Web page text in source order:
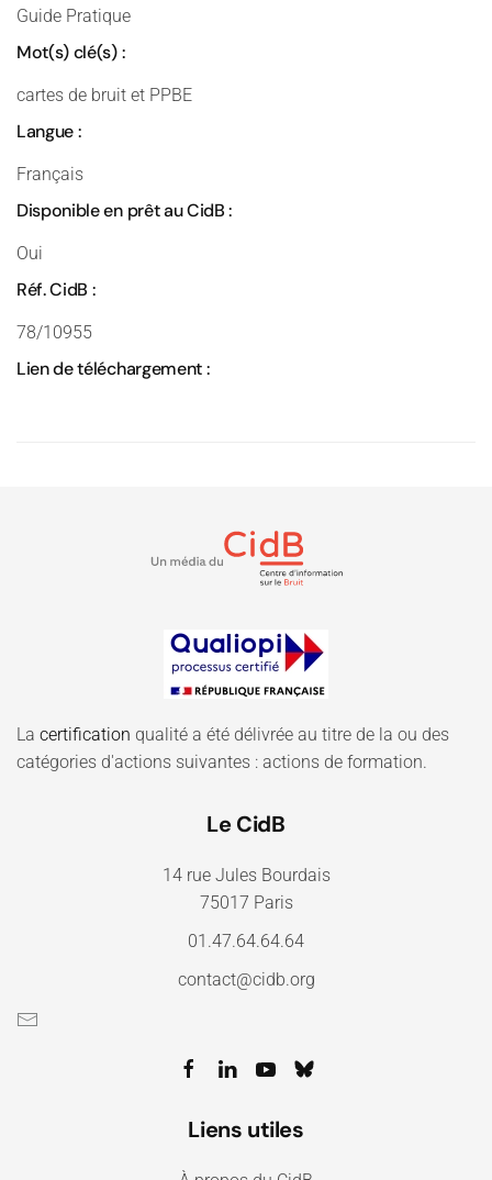
Guide Pratique
Mot(s) clé(s) :
cartes de bruit et PPBE
Langue :
Français
Disponible en prêt au CidB :
Oui
Réf. CidB :
78/10955
Lien de téléchargement :
La certification qualité a été délivrée au titre de la ou des
catégories d'actions suivantes : actions de formation.
Le CidB
14 rue Jules Bourdais
75017 Paris
01.47.64.64.64
contact@cidb.org
Liens utiles